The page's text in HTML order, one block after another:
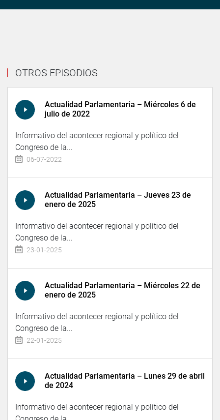
OTROS EPISODIOS
Actualidad Parlamentaria – Miércoles 6 de
julio de 2022
Informativo del acontecer regional y político del
Congreso de la...
06-07-2022
Actualidad Parlamentaria – Jueves 23 de
enero de 2025
Informativo del acontecer regional y político del
Congreso de la...
23-01-2025
Actualidad Parlamentaria – Miércoles 22 de
enero de 2025
Informativo del acontecer regional y político del
Congreso de la...
22-01-2025
Actualidad Parlamentaria – Lunes 29 de abril
de 2024
Informativo del acontecer regional y político del